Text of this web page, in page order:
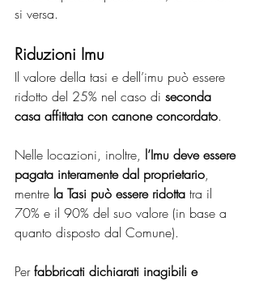
si versa.
Riduzioni Imu
Il valore della tasi e dell’imu può essere
ridotto del 25% nel caso di seconda
casa affittata con canone concordato.
Nelle locazioni, inoltre, l’Imu deve essere
pagata interamente dal proprietario,
mentre la Tasi può essere ridotta tra il
70% e il 90% del suo valore (in base a
quanto disposto dal Comune).
Per fabbricati dichiarati inagibili e